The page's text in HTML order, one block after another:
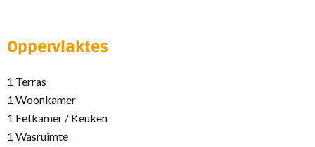
Oppervlaktes
1 Terras
1 Woonkamer
1 Eetkamer / Keuken
1 Wasruimte